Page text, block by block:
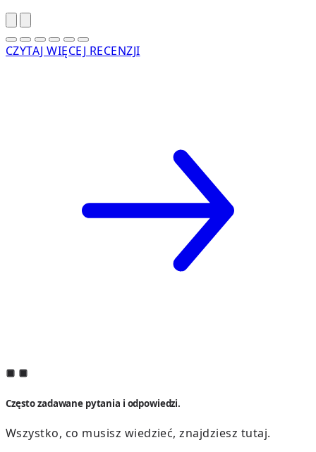
CZYTAJ WIĘCEJ RECENZJI
Często zadawane pytania i odpowiedzi.
Wszystko, co musisz wiedzieć, znajdziesz tutaj.